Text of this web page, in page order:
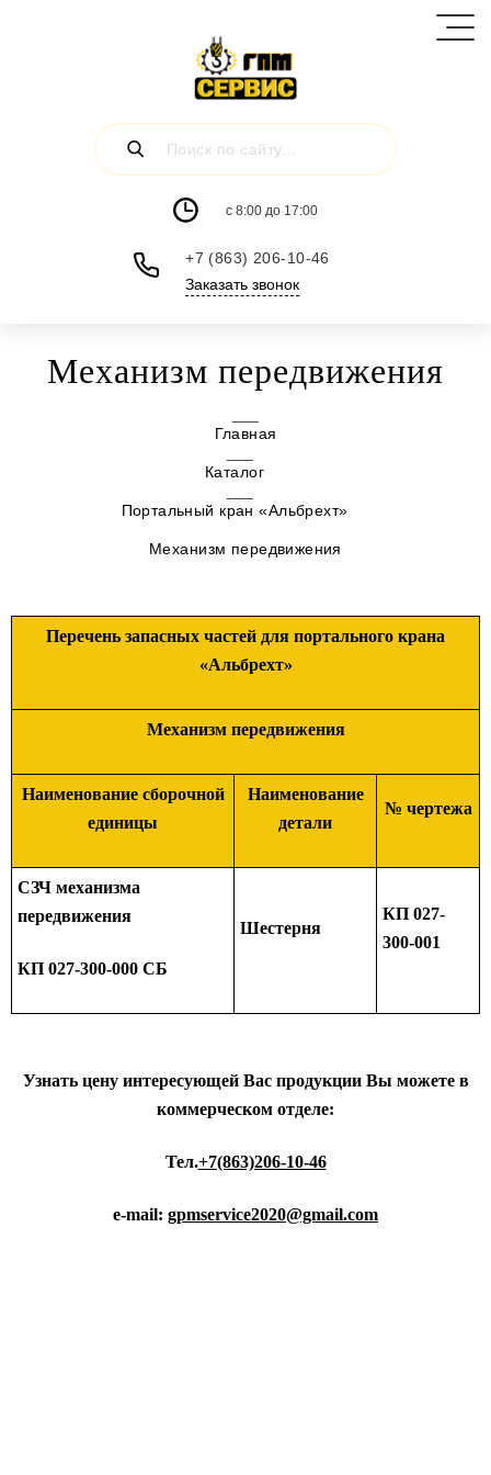
c 8:00 до 17:00
+7 (863) 206-10-46
Заказать звонок
Механизм передвижения
Главная
Каталог
Портальный кран «Альбрехт»
Механизм передвижения
Перечень запасных частей для портального крана
«Альбрехт»
Механизм передвижения
Наименование сборочной
единицы
Наименование
детали
№ чертежа
СЗЧ механизма
передвижения
КП 027-300-000 СБ
Шестерня
КП 027-
300-001
Узнать цену интересующей Вас продукции Вы можете в
коммерческом отделе:
Тел.+7(863)206-10-46
e-mail: gpmservice2020@gmail.com